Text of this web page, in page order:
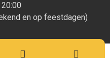
en op feestdagen)